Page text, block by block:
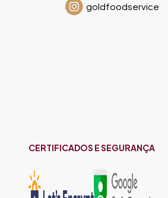
goldfoodservice
CERTIFICADOS E SEGURANÇA